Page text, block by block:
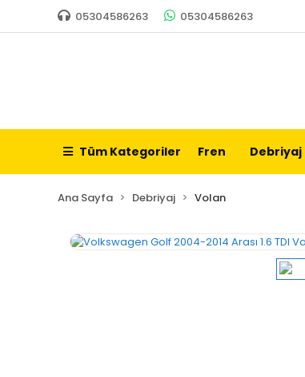
05304586263 05304586263
Tüm Kategoriler Fren Debriyaj
Ana Sayfa Debriyaj Volan